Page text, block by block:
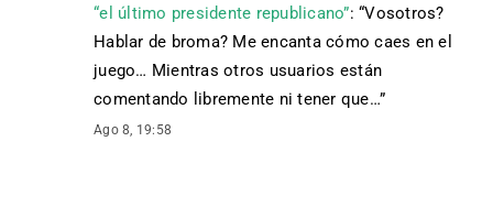
“el último presidente republicano”: “Vosotros?
Hablar de broma? Me encanta cómo caes en el
juego… Mientras otros usuarios están
comentando libremente ni tener que…”
Ago 8, 19:58